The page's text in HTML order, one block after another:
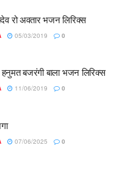
रो अवतार भजन लिरिक्स
05/03/2019 0
हनुमत बजरंगी बाला भजन लिरिक्स
11/06/2019 0
07/06/2025 0